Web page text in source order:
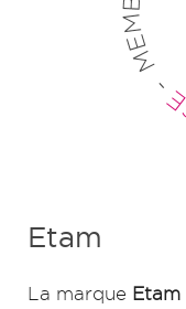
Etam
La marque Etam